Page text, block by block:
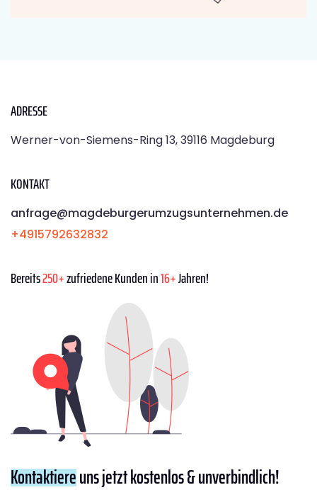
ADRESSE
Werner-von-Siemens-Ring 13, 39116 Magdeburg
KONTAKT
anfrage@magdeburgerumzugsunternehmen.de
+4915792632832
Bereits250+zufriedene Kunden in16+Jahren!
Kontaktiereuns jetzt kostenlos & unverbindlich!